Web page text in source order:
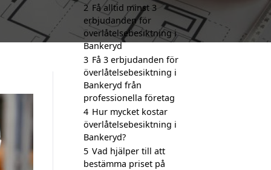
2 Få alltid minst 3
erbjudanden för
överlåtelsebesiktning i
Bankeryd
3 Få 3 erbjudanden för
överlåtelsebesiktning i
Bankeryd från
professionella företag
4 Hur mycket kostar
överlåtelsebesiktning i
Bankeryd?
5 Vad hjälper till att
bestämma priset på